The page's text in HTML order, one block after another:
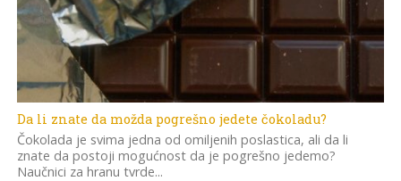
Da li znate da možda pogrešno jedete čokoladu?
Čokolada je svima jedna od omiljenih poslastica, ali da li
znate da postoji mogućnost da je pogrešno jedemo?
Naučnici za hranu tvrde...